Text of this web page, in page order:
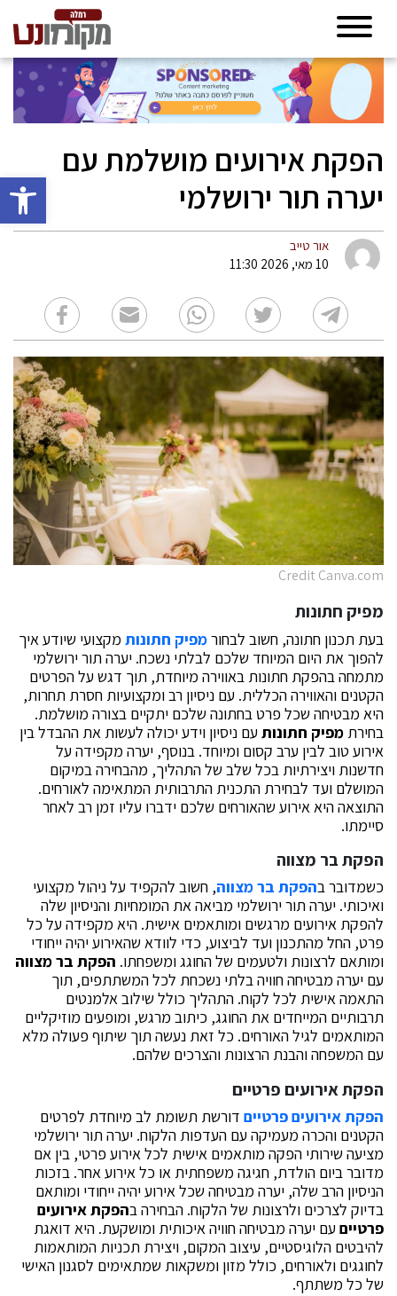
פתח
הפקת אירועים מושלמת עם
יערה תור ירושלמי
אור טייב
10 מאי, 2026 11:30
Credit Canva.com
מפיק חתונות
בעת תכנון חתונה, חשוב לבחורמפיק חתונות מקצועי שיודע איך
להפוך את היום המיוחד שלכם לבלתי נשכח. יערה תור ירושלמי
מתמחה בהפקת חתונות באווירה מיוחדת, תוך דגש על הפרטים
הקטנים והאווירה הכללית. עם ניסיון רב ומקצועיות חסרת תחרות,
היא מבטיחה שכל פרט בחתונה שלכם יתקיים בצורה מושלמת.
בחירת מפיק חתונות עם ניסיון וידע יכולה לעשות את ההבדל בין
אירוע טוב לבין ערב קסום ומיוחד. בנוסף, יערה מקפידה על
חדשנות ויצירתיות בכל שלב של התהליך, מהבחירה במיקום
המושלם ועד לבחירת התכנית התרבותית המתאימה לאורחים.
התוצאה היא אירוע שהאורחים שלכם ידברו עליו זמן רב לאחר
סיימתו.
הפקת בר מצווה
כשמדובר בהפקת בר מצווה, חשוב להקפיד על ניהול מקצועי
ואיכותי. יערה תור ירושלמי מביאה את המומחיות והניסיון שלה
להפקת אירועים מרגשים ומותאמים אישית. היא מקפידה על כל
פרט, החל מהתכנון ועד לביצוע, כדי לוודא שהאירוע יהיה ייחודי
ומותאם לרצונות ולטעמים של החוגג ומשפחתו. הפקת בר מצווה
עם יערה מבטיחה חוויה בלתי נשכחת לכל המשתתפים, תוך
התאמה אישית לכל לקוח. התהליך כולל שילוב אלמנטים
תרבותיים המייחדים את החוגג, כיתוב מרגש, ומופעים מוזיקליים
המותאמים לגיל האורחים. כל זאת נעשה תוך שיתוף פעולה מלא
עם המשפחה והבנת הרצונות והצרכים שלהם.
הפקת אירועים פרטיים
הפקת אירועים פרטיים דורשת תשומת לב מיוחדת לפרטים
הקטנים והכרה מעמיקה עם העדפות הלקוח. יערה תור ירושלמי
מציעה שירותי הפקה מותאמים אישית לכל אירוע פרטי, בין אם
מדובר ביום הולדת, חגיגה משפחתית או כל אירוע אחר. בזכות
הניסיון הרב שלה, יערה מבטיחה שכל אירוע יהיה ייחודי ומותאם
בדיוק לצרכים ולרצונות של הלקוח. הבחירה בהפקת אירועים
פרטיים עם יערה מבטיחה חוויה איכותית ומושקעת. היא דואגת
להיבטים הלוגיסטיים, עיצוב המקום, ויצירת תכניות המותאמות
לחוגגים ולאורחים, כולל מזון ומשקאות שמתאימים לסגנון האישי
של כל משתתף.